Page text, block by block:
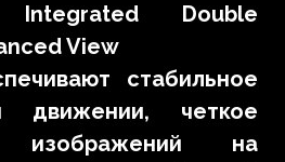
Integrated Double
View
стабильное
движении, четкое
изображений на